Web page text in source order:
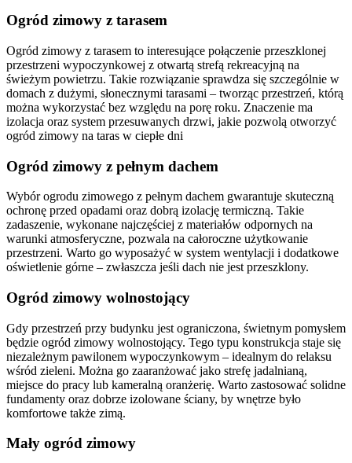
Ogród zimowy z tarasem
Ogród zimowy z tarasem to interesujące połączenie przeszklonej
przestrzeni wypoczynkowej z otwartą strefą rekreacyjną na
świeżym powietrzu. Takie rozwiązanie sprawdza się szczególnie w
domach z dużymi, słonecznymi tarasami – tworząc przestrzeń, którą
można wykorzystać bez względu na porę roku. Znaczenie ma
izolacja oraz system przesuwanych drzwi, jakie pozwolą otworzyć
ogród zimowy na taras w ciepłe dni
Ogród zimowy z pełnym dachem
Wybór ogrodu zimowego z pełnym dachem gwarantuje skuteczną
ochronę przed opadami oraz dobrą izolację termiczną. Takie
zadaszenie, wykonane najczęściej z materiałów odpornych na
warunki atmosferyczne, pozwala na całoroczne użytkowanie
przestrzeni. Warto go wyposażyć w system wentylacji i dodatkowe
oświetlenie górne – zwłaszcza jeśli dach nie jest przeszklony.
Ogród zimowy wolnostojący
Gdy przestrzeń przy budynku jest ograniczona, świetnym pomysłem
będzie ogród zimowy wolnostojący. Tego typu konstrukcja staje się
niezależnym pawilonem wypoczynkowym – idealnym do relaksu
wśród zieleni. Można go zaaranżować jako strefę jadalnianą,
miejsce do pracy lub kameralną oranżerię. Warto zastosować solidne
fundamenty oraz dobrze izolowane ściany, by wnętrze było
komfortowe także zimą.
Mały ogród zimowy